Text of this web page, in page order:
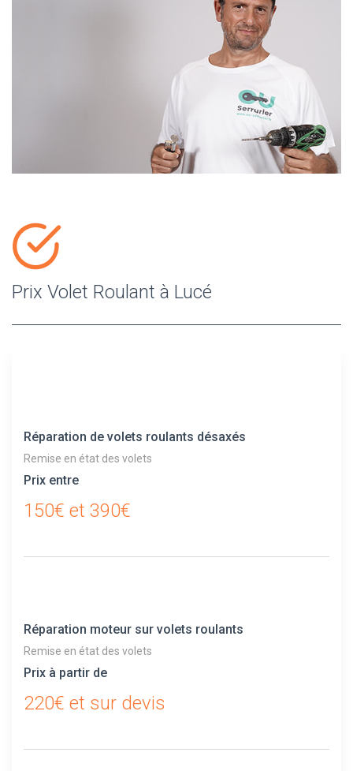
Prix Volet Roulant à Lucé
Réparation de volets roulants désaxés
Remise en état des volets
Prix entre
150€ et 390€
Réparation moteur sur volets roulants
Remise en état des volets
Prix à partir de
220€ et sur devis